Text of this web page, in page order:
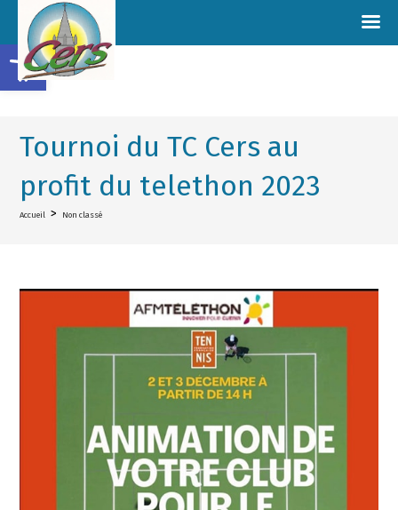
Tournoi du TC Cers au
profit du telethon 2023
Accueil > Non classé
Ouvrir la barre d’outils